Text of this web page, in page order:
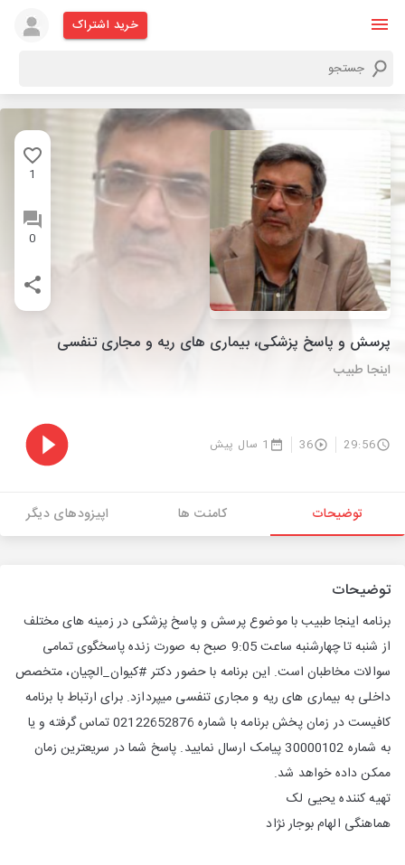
خرید اشتراک
1
0
پرسش و پاسخ پزشکی، بیماری های ریه و مجاری تنفسی
اینجا طبیب
29:56
36 1 سال پیش
توضیحات کامنت ها اپیزودهای دیگر
توضیحات
برنامه اینجا طبیب با موضوع پرسش و پاسخ پزشکی در زمینه های مختلف
از شنبه تا چهارشنبه ساعت 9:05 صبح به صورت زنده پاسخگوی تمامی
سوالات مخاطبان است. این برنامه با حضور دکتر #کیوان_الچیان، متخصص
داخلی به بیماری های ریه و مجاری تنفسی میپردازد. برای ارتباط با برنامه
کافیست در زمان پخش برنامه با شماره 02122652876 تماس گرفته و یا
به شماره 30000102 پیامک ارسال نمایید. پاسخ شما در سریعترین زمان
ممکن داده خواهد شد.
تهیه کننده یحیی لک
هماهنگی الهام بوجار نژاد